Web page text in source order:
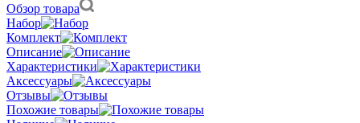
Обзор товара
Набор
Комплект
Описание
Характеристики
Аксессуары
Отзывы
Похожие товары